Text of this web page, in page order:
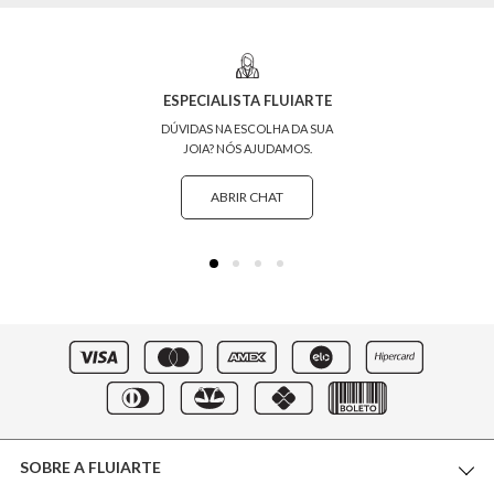
ESPECIALISTA FLUIARTE
DÚVIDAS NA ESCOLHA DA SUA
JOIA? NÓS AJUDAMOS.
ABRIR CHAT
SOBRE A FLUIARTE